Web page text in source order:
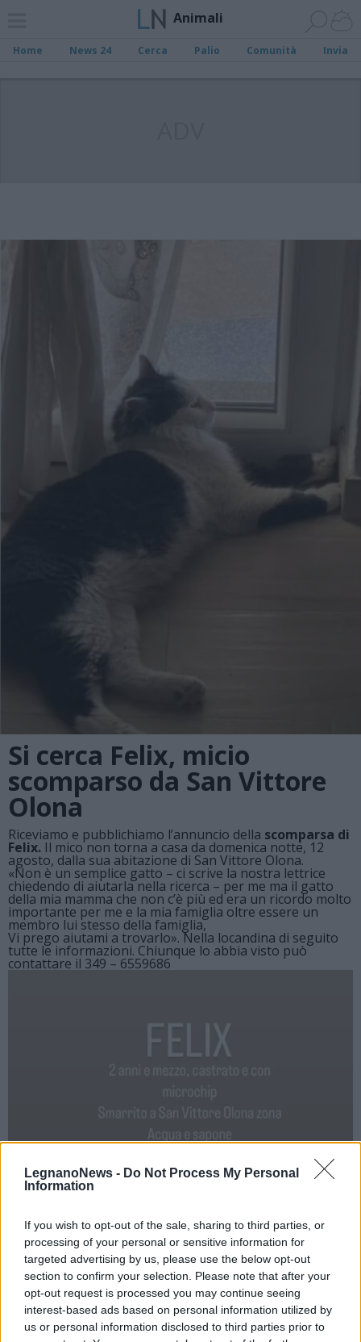
LegnanoNews - Do Not Process My Personal
Information
If you wish to opt-out of the sale, sharing to third parties, or
processing of your personal or sensitive information for
targeted advertising by us, please use the below opt-out
section to confirm your selection. Please note that after your
opt-out request is processed you may continue seeing
interest-based ads based on personal information utilized by
us or personal information disclosed to third parties prior to
Animali
Home News 24 Cerca Palio Comunità Invia
Si cerca Felix, micio
scomparso da San Vittore
Olona
Riceviamo e pubblichiamo l’annuncio della scomparsa di
Felix. Il mico non torna a casa da domenica notte, 12
agosto, dalla sua abitazione di San Vittore Olona.
«Non è un semplice gatto – ci scrive la nostra lettrice
chiedendo di aiutarla nella ricerca – per me ma il gatto
della mia mamma che non c’è più ed era un ricordo molto
importante per me e la mia famiglia oltre essere un
membro lui stesso della famiglia,
Vi prego aiutami a trovarlo». Nella locandina di seguito
tutte le informazioni. Chiunque lo abbia visto può
contattare il 349 – 6559686